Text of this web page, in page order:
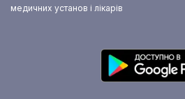
медичних установ і лікарів